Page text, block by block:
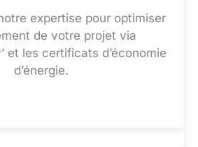
expertise pour optimiser
de votre projet via
et les certificats d’économie
d’énergie.